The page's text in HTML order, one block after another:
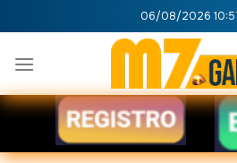
to
content
06/08/2026